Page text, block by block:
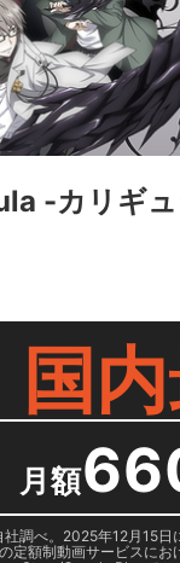
-カリギ
国
月額
社調べ。2025年12月15日
の定額制動画サービスにお